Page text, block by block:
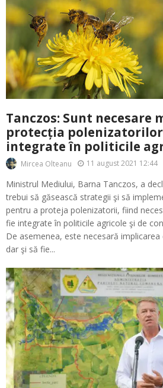
Tanczos: Sunt necesare
protecția
integrate în politicile
Mircea Olteanu 11 august 2021 12:44
Ministrul Mediului, Barna Tanczos, a
trebui să găsească strategii şi să
pentru a proteja polenizatorii, fiind
fie integrate în politicile agricole şi de
De asemenea, este necesară
dar şi să fie...